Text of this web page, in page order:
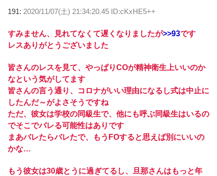
191: 2020/11/07(土) 21:34:20.45 ID:cKxHE5++
すみません、見れてなくて遅くなりましたが>>93です
レスありがとうございました
皆さんのレスを見て、やっぱりCOが精神衛生上いいのか
なという気がしてます
皆さんの言う通り、コロナがいい理由になるし式は中止に
したんだ～がよさそうですね
ただ、彼女は学校の同級生で、他にも呼ぶ同級生はいるの
でそこでバレる可能性はありです
まあバレたらバレたで、もうFOすると思えば別にいいの
かな…
もう彼女は30歳とうに過ぎてるし、旦那さんはもっと年